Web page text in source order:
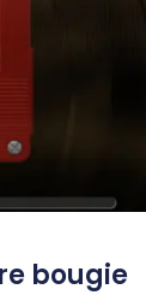
bougie